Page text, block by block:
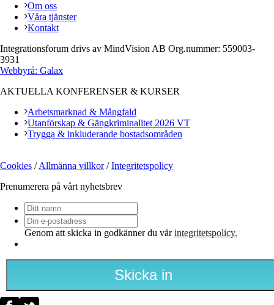
Om oss
Våra tjänster
Kontakt
Integrationsforum drivs av MindVision AB Org.nummer: 559003-
3931
Webbyrå: Galax
AKTUELLA KONFERENSER & KURSER
Arbetsmarknad & Mångfald
Utanförskap & Gängkriminalitet 2026 VT
Trygga & inkluderande bostadsområden
Cookies /Allmänna villkor/Integritetspolicy
Prenumerera på vårt nyhetsbrev
Ditt
namn
Din
e-
Genom att skicka in godkänner du vårintegritetspolicy.